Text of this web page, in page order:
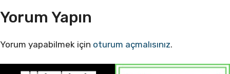
Yorum Yapın
Yorum yapabilmek için oturum açmalısınız.